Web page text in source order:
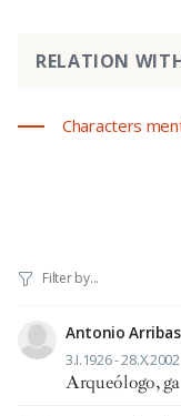
RELATION
Characters
Antonio
3.I.1926 - 28.X.2002
Arqueólogo, ga